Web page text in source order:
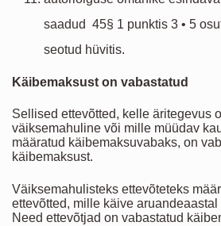
saadud 45§ 1 punktis 3 • 5
seotud hüvitis.
Käibemaksust on vabastatud
Sellised ettevõtted, kelle äritegevus
väiksemahuline või mille müüdav
määratud käibemaksuvabaks, on
käibemaksust.
Väiksemahulisteks ettevõteteks
ettevõtted, mille käive
Need ettevõtjad on vabastatud